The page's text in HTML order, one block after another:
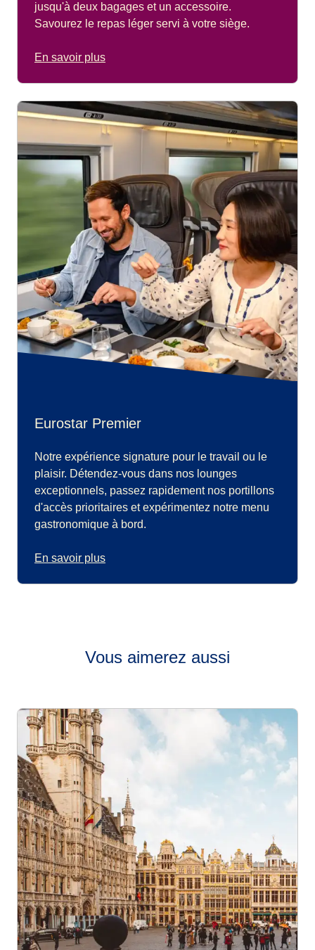
jusqu'à deux bagages et un accessoire.
Savourez le repas léger servi à votre siège.
En savoir plus
Eurostar Premier
Notre expérience signature pour le travail ou le
plaisir. Détendez-vous dans nos lounges
exceptionnels, passez rapidement nos portillons
d'accès prioritaires et expérimentez notre menu
gastronomique à bord.
En savoir plus
Vous aimerez aussi